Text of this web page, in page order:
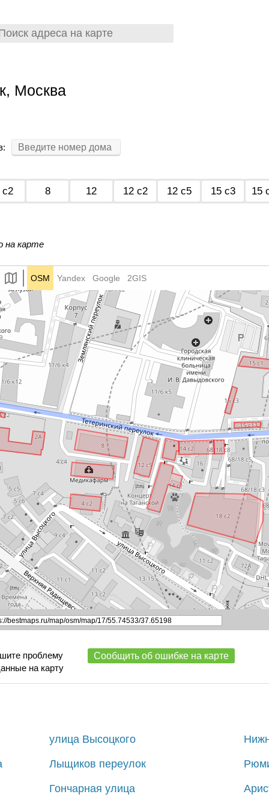
Москва
с2 8 12 12 с2 12 с5 15 с3 15
на карте
OSM Yandex Google 2GIS
проблему
на карту
Сообщить об ошибке на карте
улица Высоцкого
Лыщиков переулок
Гончарная улица